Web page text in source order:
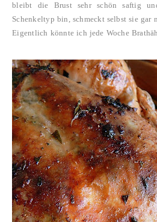
bleibt die Brust sehr schön saftig
Schenkeltyp bin, schmeckt selbst sie gar
Eigentlich könnte ich jede Woche